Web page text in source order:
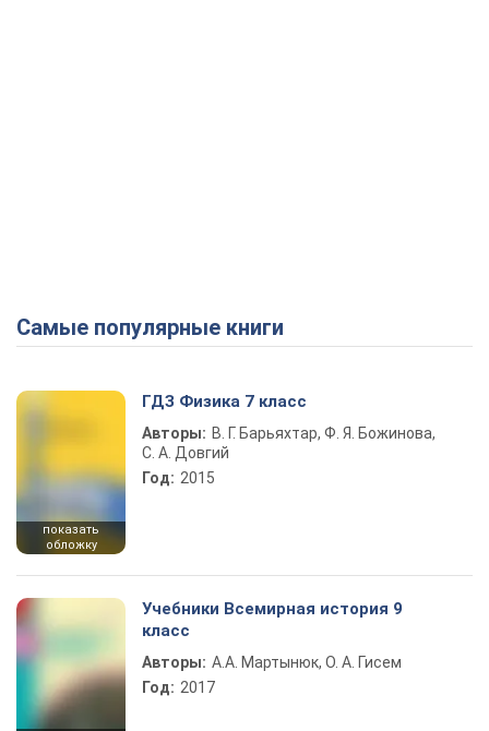
Самые популярные книги
показать
обложку
ГДЗ Физика 7 класс
Авторы: В. Г. Барьяхтар, Ф. Я. Божинова,
С. А. Довгий
Год: 2015
Учебники Всемирная история 9
класс
Авторы: А.А. Мартынюк, О. А. Гисем
Год: 2017